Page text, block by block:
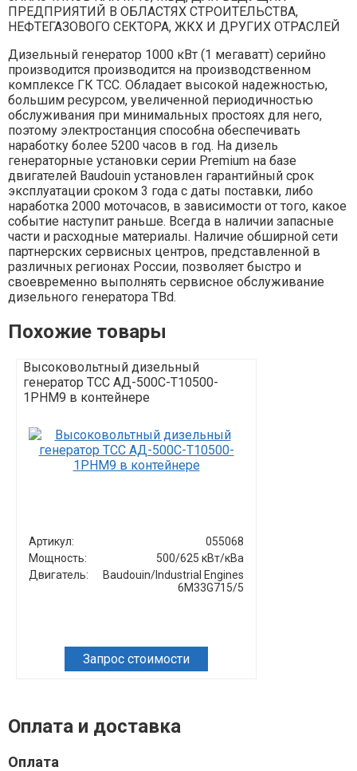
ПРЕДПРИЯТИЙ В ОБЛАСТЯХ СТРОИТЕЛЬСТВА,
НЕФТЕГАЗОВОГО СЕКТОРА, ЖКХ И ДРУГИХ ОТРАСЛЕЙ
Дизельный генератор 1000 кВт (1 мегаватт) серийно
производится производится на производственном
комплексе ГК ТСС. Обладает высокой надежностью,
большим ресурсом, увеличенной периодичностью
обслуживания при минимальных простоях для него,
поэтому электростанция способна обеспечивать
наработку болеe 5200 часов в год. На дизель
генераторные установки серии Premium на базе
двигателей Baudouin установлен гарантийный срок
эксплуатации сроком 3 года с даты поставки, либо
наработка 2000 моточасов, в зависимости от того, какое
событие наступит раньше. Всегда в наличии запасные
части и расходные материалы. Наличие обширной сети
партнерских сервисных центров, представленной в
различных регионах России, позволяет быстро и
своевременно выполнять сервисное обслуживание
дизельного генератора TBd.
Похожие товары
Высоковольтный дизельный
генератор ТСС АД-500С-Т10500-
1РНМ9 в контейнере
Артикул:
055068
Мощность:
500/625 кВт/кВа
Двигатель:
Baudouin/Industrial Engines
6M33G715/5
Запрос стоимости
Оплата и доставка
Оплата